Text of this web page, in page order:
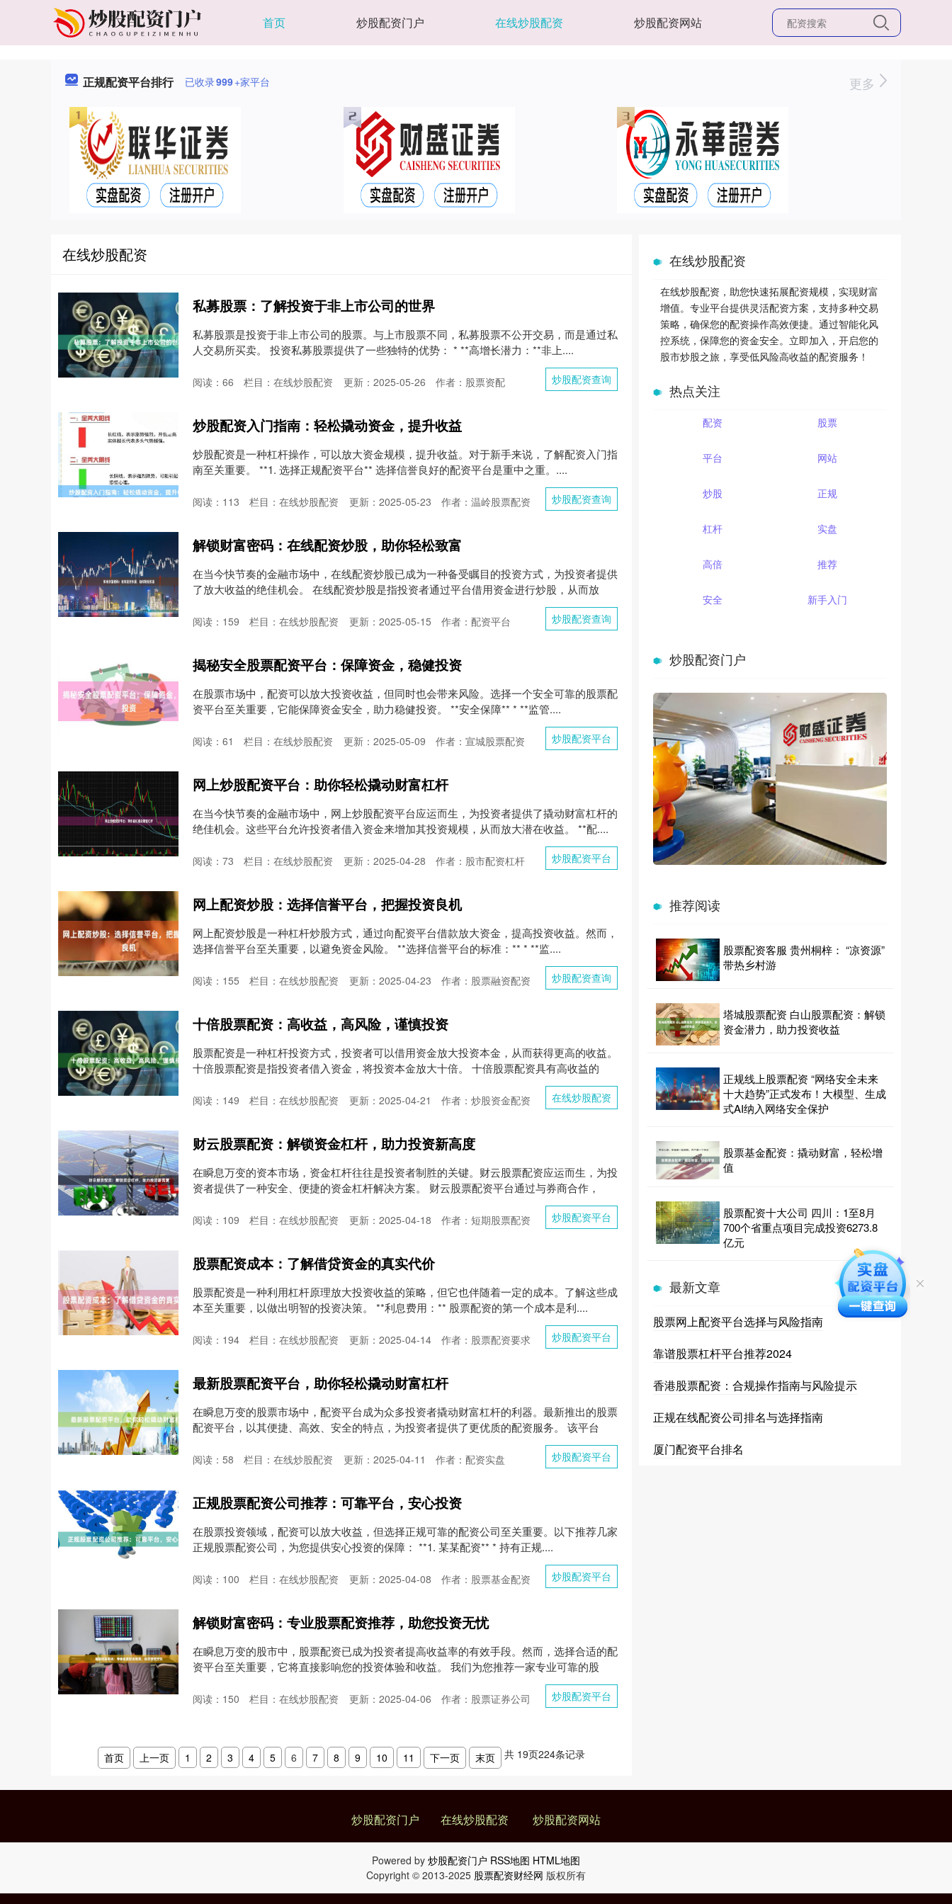
首页 炒股配资门户 在线炒股配资 炒股配资网站
正规配资平台排行 已收录999+家平台 更多
在线炒股配资
私募股票：了解投资于非上市公司的世界
私募股票是投资于非上市公司的股票。与上市股票不同，私募股票不公开交易，而是通过私
人交易所买卖。 投资私募股票提供了一些独特的优势： * **高增长潜力：**非上....
炒股配资查询
更新：2025-05-26 作者：股票资配
阅读： 66 栏目： 在线炒股配资
炒股配资入门指南：轻松撬动资金，提升收益
炒股配资是一种杠杆操作，可以放大资金规模，提升收益。对于新手来说，了解配资入门指
南至关重要。 **1. 选择正规配资平台** 选择信誉良好的配资平台是重中之重。....
炒股配资查询
更新：2025-05-23 作者：温岭股票配资
阅读： 113 栏目： 在线炒股配资
解锁财富密码：在线配资炒股，助你轻松致富
在当今快节奏的金融市场中，在线配资炒股已成为一种备受瞩目的投资方式，为投资者提供
了放大收益的绝佳机会。 在线配资炒股是指投资者通过平台借用资金进行炒股，从而放
炒股配资查询
更新：2025-05-15 作者：配资平台
阅读： 159 栏目： 在线炒股配资
揭秘安全股票配资平台：保障资金，稳健投资
在股票市场中，配资可以放大投资收益，但同时也会带来风险。选择一个安全可靠的股票配
资平台至关重要，它能保障资金安全，助力稳健投资。 **安全保障** * **监管....
炒股配资平台
更新：2025-05-09 作者：宣城股票配资
阅读： 61 栏目： 在线炒股配资
网上炒股配资平台：助你轻松撬动财富杠杆
在当今快节奏的金融市场中，网上炒股配资平台应运而生，为投资者提供了撬动财富杠杆的
绝佳机会。这些平台允许投资者借入资金来增加其投资规模，从而放大潜在收益。 **配....
炒股配资平台
更新：2025-04-28 作者：股市配资杠杆
阅读： 73 栏目： 在线炒股配资
网上配资炒股：选择信誉平台，把握投资良机
网上配资炒股是一种杠杆炒股方式，通过向配资平台借款放大资金，提高投资收益。然而，
选择信誉平台至关重要，以避免资金风险。 **选择信誉平台的标准：** * **监....
炒股配资查询
更新：2025-04-23 作者：股票融资配资
阅读： 155 栏目： 在线炒股配资
十倍股票配资：高收益，高风险，谨慎投资
股票配资是一种杠杆投资方式，投资者可以借用资金放大投资本金，从而获得更高的收益。
十倍股票配资是指投资者借入资金，将投资本金放大十倍。 十倍股票配资具有高收益的
在线炒股配资
更新：2025-04-21 作者：炒股资金配资
阅读： 149 栏目： 在线炒股配资
财云股票配资：解锁资金杠杆，助力投资新高度
在瞬息万变的资本市场，资金杠杆往往是投资者制胜的关键。财云股票配资应运而生，为投
资者提供了一种安全、便捷的资金杠杆解决方案。 财云股票配资平台通过与券商合作，
炒股配资平台
更新：2025-04-18 作者：短期股票配资
阅读： 109 栏目： 在线炒股配资
股票配资成本：了解借贷资金的真实代价
股票配资是一种利用杠杆原理放大投资收益的策略，但它也伴随着一定的成本。了解这些成
本至关重要，以做出明智的投资决策。 **利息费用：** 股票配资的第一个成本是利....
炒股配资平台
更新：2025-04-14 作者：股票配资要求
阅读： 194 栏目： 在线炒股配资
最新股票配资平台，助你轻松撬动财富杠杆
在瞬息万变的股票市场中，配资平台成为众多投资者撬动财富杠杆的利器。最新推出的股票
配资平台，以其便捷、高效、安全的特点，为投资者提供了更优质的配资服务。 该平台
炒股配资平台
更新：2025-04-11 作者：配资实盘
阅读： 58 栏目： 在线炒股配资
正规股票配资公司推荐：可靠平台，安心投资
在股票投资领域，配资可以放大收益，但选择正规可靠的配资公司至关重要。以下推荐几家
正规股票配资公司，为您提供安心投资的保障： **1. 某某配资** * 持有正规....
炒股配资平台
更新：2025-04-08 作者：股票基金配资
阅读： 100 栏目： 在线炒股配资
解锁财富密码：专业股票配资推荐，助您投资无忧
在瞬息万变的股市中，股票配资已成为投资者提高收益率的有效手段。然而，选择合适的配
资平台至关重要，它将直接影响您的投资体验和收益。 我们为您推荐一家专业可靠的股
炒股配资平台
更新：2025-04-06 作者：股票证券公司
阅读： 150 栏目： 在线炒股配资
首页 上一页 1 2 3 4 5 6 7 8 9 10 11 下一页 末页 共 19页224条记录
在线炒股配资
在线炒股配资，助您快速拓展配资规模，实现财富
增值。专业平台提供灵活配资方案，支持多种交易
策略，确保您的配资操作高效便捷。通过智能化风
控系统，保障您的资金安全。立即加入，开启您的
股市炒股之旅，享受低风险高收益的配资服务！
热点关注
配资 股票
平台 网站
炒股 正规
杠杆 实盘
高倍 推荐
安全 新手入门
炒股配资门户
推荐阅读
股票配资客服 贵州桐梓： “凉资源”
带热乡村游
塔城股票配资 白山股票配资：解锁
资金潜力，助力投资收益
正规线上股票配资 “网络安全未来
十大趋势”正式发布！大模型、生成
式AI纳入网络安全保护
股票基金配资：撬动财富，轻松增
值
股票配资十大公司 四川：1至8月
700个省重点项目完成投资6273.8
亿元
最新文章
股票网上配资平台选择与风险指南
靠谱股票杠杆平台推荐2024
香港股票配资：合规操作指南与风险提示
正规在线配资公司排名与选择指南
厦门配资平台排名
炒股配资门户 在线炒股配资 炒股配资网站
Powered by 炒股配资门户 RSS地图 HTML地图
Copyright © 2013-2025 股票配资财经网 版权所有